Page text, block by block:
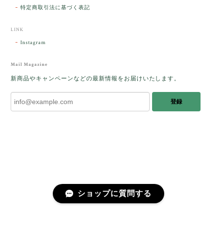
憶違いもありましたが、またいつかお会いして楽しい
した。
をあたたかく迎え入れてくださり とても嬉
しく思います。 この石のふわりとした光を
ランパサラン」でした。これからはT様の
傍で そっと見守ってくれるのではないかな
特定商取引法に基づく表記
LINK
Instagram
Mail Magazine
新商品やキャンペーンなどの最新情報をお届けいたします。
登録
ショップに質問する